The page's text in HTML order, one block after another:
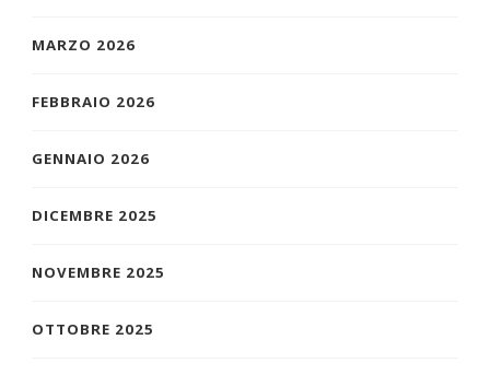
MARZO 2026
FEBBRAIO 2026
GENNAIO 2026
DICEMBRE 2025
NOVEMBRE 2025
OTTOBRE 2025